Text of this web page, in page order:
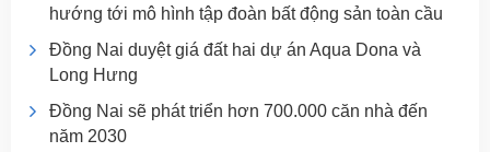
hướng tới mô hình tập đoàn bất động sản toàn cầu
Đồng Nai duyệt giá đất hai dự án Aqua Dona và
Long Hưng
Đồng Nai sẽ phát triển hơn 700.000 căn nhà đến
năm 2030